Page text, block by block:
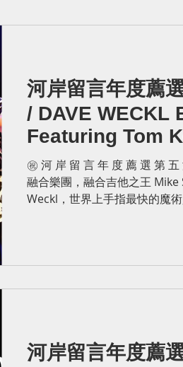
樂學講堂所有師資 GG
樂營
河岸留言年度薦
/ DAVE WECKL
Featuring Tom
Ye Huang
㊗ 河 岸 留 言 年 度 薦 選 第
融合樂團，融合吉他之王
Weckl，世界上手指最快的魔
河岸留言年度薦